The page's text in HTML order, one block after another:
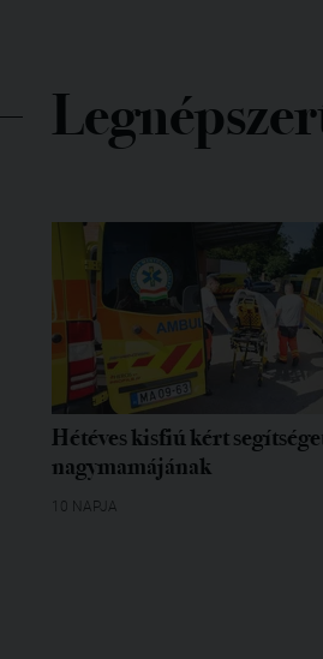
Hétéves kisfiú kért
nagymamájának
10 NAPJA